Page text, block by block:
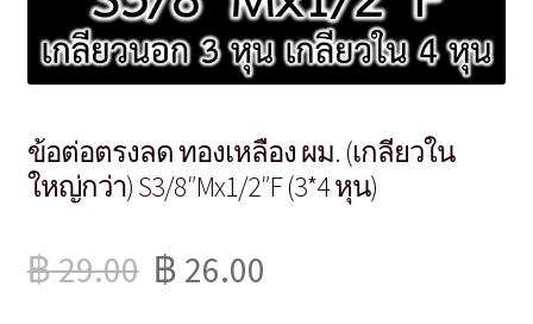
ข้อต่อตรงลด ทองเหลือง ผม. (เกลียวใน
ใหญ่กว่า) S3/8″Mx1/2″F (3*4 หุน)
฿29.00 ฿ 26.00